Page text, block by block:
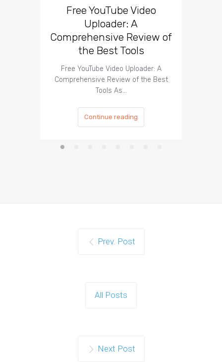
Free YouTube Video
Uploader: A
Comprehensive Review of
the Best Tools
Free YouTube Video Uploader: A
Comprehensive Review of the Best
Tools As…
Continue reading
Prev. Post
All Posts
Next Post